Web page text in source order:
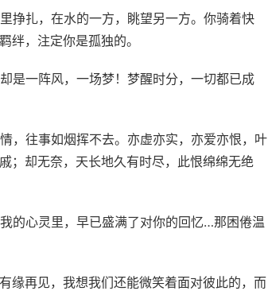
挣扎，在水的一方，眺望另一方。你骑着快
绊，注定你是孤独的。
是一阵风，一场梦！梦醒时分，一切都已成
，往事如烟挥不去。亦虚亦实，亦爱亦恨，叶
；却无奈，天长地久有时尽，此恨绵绵无绝
的心灵里，早已盛满了对你的回忆…那困倦温
缘再见，我想我们还能微笑着面对彼此的，而